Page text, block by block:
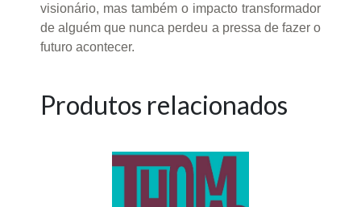
visionário, mas também o impacto transformador
de alguém que nunca perdeu a pressa de fazer o
futuro acontecer.
Produtos relacionados